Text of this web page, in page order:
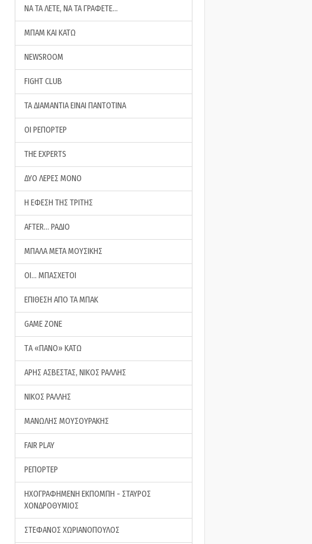
ΝΑ ΤΑ ΛΕΤΕ, ΝΑ ΤΑ ΓΡΑΦΕΤΕ…
ΜΠΑΜ ΚΑΙ ΚΑΤΩ
NEWSROOM
FIGHT CLUB
ΤΑ ΔΙΑΜΑΝΤΙΑ ΕΙΝΑΙ ΠΑΝΤΟΤΙΝΑ
ΟΙ ΡΕΠΟΡΤΕΡ
THE EXPERTS
ΔΥΟ ΛΕΡΕΣ ΜΟΝΟ
Η ΕΦΕΣΗ ΤΗΣ ΤΡΙΤΗΣ
AFTER… ΡΑΔΙΟ
ΜΠΑΛΑ ΜΕΤΑ ΜΟΥΣΙΚΗΣ
ΟΙ… ΜΠΑΣΧΕΤΟΙ
ΕΠΙΘΕΣΗ ΑΠΟ ΤΑ ΜΠΑΚ
GAME ZONE
ΤA «ΠΑΝΟ» ΚΑΤΩ
ΑΡΗΣ ΑΣΒΕΣΤΑΣ, ΝΙΚΟΣ ΡΑΛΛΗΣ
ΝΙΚΟΣ ΡΑΛΛΗΣ
ΜΑΝΩΛΗΣ ΜΟΥΣΟΥΡΑΚΗΣ
FAIR PLAY
ΡΕΠΟΡΤΕΡ
ΗΧΟΓΡΑΦΗΜΕΝΗ ΕΚΠΟΜΠΗ - ΣΤΑΥΡΟΣ
ΧΟΝΔΡΟΘΥΜΙΟΣ
ΣΤΕΦΑΝΟΣ ΧΩΡΙΑΝΟΠΟΥΛΟΣ